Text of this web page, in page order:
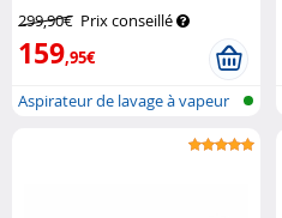
Sichler Haushaltsgeräte
299,90€ Prix conseillé
159,95€
Aspirateur de lavage à vapeur